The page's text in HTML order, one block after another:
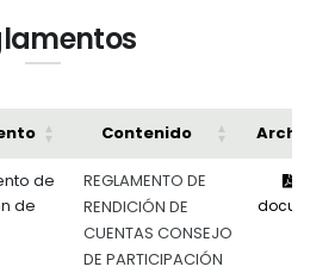
Contenido
de
de
REGLAMENTO DE
RENDICIÓN DE
CUENTAS CONSEJO
DE PARTICIPACIÓN